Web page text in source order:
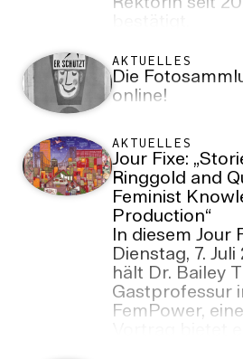
AKTUELLES
Die
online!
AKTUELLES
Jour Fixe:
Ringgold and
Feminist
Production“
In diesem Jour
Dienstag, 7. Juli
hält Dr. Bailey
Gastprofessur
FemPower,